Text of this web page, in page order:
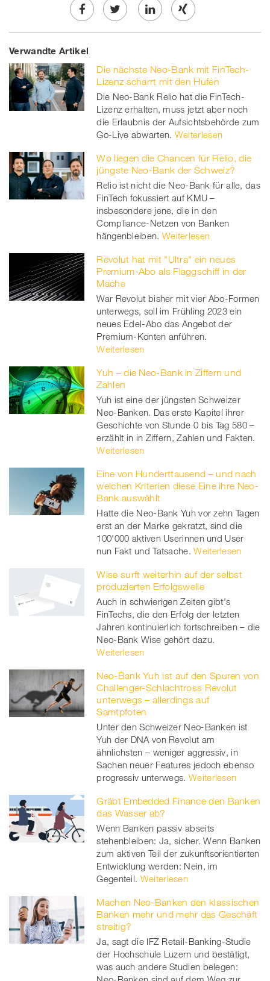
Share
on
Facebook
Twe
on
twitt
er
Share
linkedin
Share
Xing
Verwandte Artikel
Die nächste Neo-Bank mit FinTech-
Lizenz scharrt mit den Hufen
Die Neo-Bank Relio hat die FinTech-
Lizenz erhalten, muss jetzt aber noch
die Erlaubnis der Aufsichtsbehörde zum
Go-Live abwarten. Weiterlesen
Wo liegen die Chancen für Relio, die
jüngste Neo-Bank der Schweiz?
Relio ist nicht die Neo-Bank für alle, das
FinTech fokussiert auf KMU –
insbesondere jene, die in den
Compliance-Netzen von Banken
hängenbleiben. Weiterlesen
Revolut hat mit "Ultra" ein neues
Premium-Abo als Flaggschiff in der
Mache
War Revolut bisher mit vier Abo-Formen
unterwegs, soll im Frühling 2023 ein
neues Edel-Abo das Angebot der
Premium-Konten anführen.
Weiterlesen
Yuh – die Neo-Bank in Ziffern und
Zahlen
Yuh ist eine der jüngsten Schweizer
Neo-Banken. Das erste Kapitel ihrer
Geschichte von Stunde 0 bis Tag 580 –
erzählt in in Ziffern, Zahlen und Fakten.
Weiterlesen
Eine von Hunderttausend – und nach
welchen Kriterien diese Eine ihre Neo-
Bank auswählt
Hatte die Neo-Bank Yuh vor zehn Tagen
erst an der Marke gekratzt, sind die
100'000 aktiven Userinnen und User
nun Fakt und Tatsache. Weiterlesen
Wise surft weiterhin auf der selbst
produzierten Erfolgswelle
Auch in schwierigen Zeiten gibt's
FinTechs, die den Erfolg der letzten
Jahren kontinuierlich fortschreiben – die
Neo-Bank Wise gehört dazu.
Weiterlesen
Neo-Bank Yuh ist auf den Spuren von
Challenger-Schlachtross Revolut
unterwegs – allerdings auf
Samtpfoten
Unter den Schweizer Neo-Banken ist
Yuh der DNA von Revolut am
ähnlichsten – weniger aggressiv, in
Sachen neuer Features jedoch ebenso
progressiv unterwegs. Weiterlesen
Gräbt Embedded Finance den Banken
das Wasser ab?
Wenn Banken passiv abseits
stehenbleiben: Ja, sicher. Wenn Banken
zum aktiven Teil der zukunftsorientierten
Entwicklung werden: Nein, im
Gegenteil. Weiterlesen
Machen Neo-Banken den klassischen
Banken mehr und mehr das Geschäft
streitig?
Ja, sagt die IFZ Retail-Banking-Studie
der Hochschule Luzern und bestätigt,
was auch andere Studien belegen: